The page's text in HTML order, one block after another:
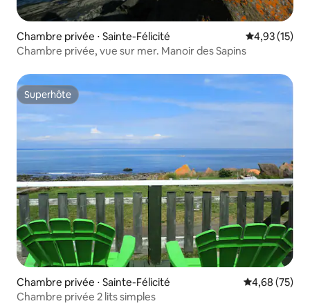
Chambre privée ⋅ Sainte-Félicité Évaluation
4,93 (15)
Chambre privée, vue sur mer. Manoir des Sapins
Superhôte
Superhôte
Chambre privée ⋅ Sainte-Félicité Évaluation
4,68 (75)
Chambre privée 2 lits simples